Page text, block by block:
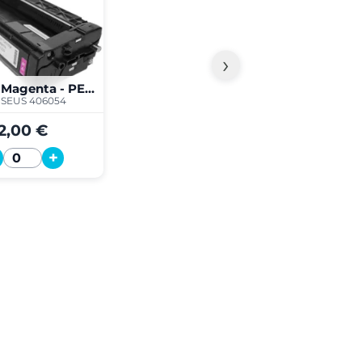
SPC220 Magenta - PERSEUS
406054
€
Quantité
+
›